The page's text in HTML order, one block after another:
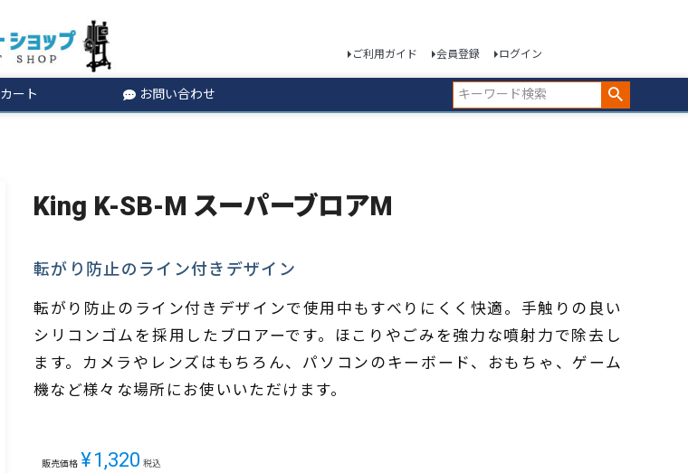
ご利用ガイド 会員登録 ログイン
カート お問い合わせ
検索
King K-SB-M スーパーブロアM
転がり防止のライン付きデザイン
転がり防止のライン付きデザインで使用中もすべりにくく快適。手触りの良い
シリコンゴムを採用したブロアーです。ほこりやごみを強力な噴射力で除去し
ます。カメラやレンズはもちろん、パソコンのキーボード、おもちゃ、ゲーム
機など様々な場所にお使いいただけます。
販売価格 ¥1,320 税込